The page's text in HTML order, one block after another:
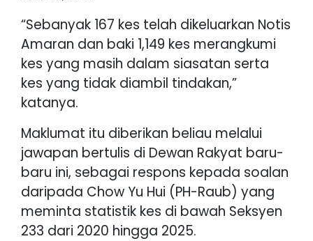
“Sebanyak 167 kes telah dikeluarkan Notis
Amaran dan baki 1,149 kes merangkumi
kes yang masih dalam siasatan serta
kes yang tidak diambil tindakan,”
katanya.
Maklumat itu diberikan beliau melalui
jawapan bertulis di Dewan Rakyat baru-
baru ini, sebagai respons kepada soalan
daripada Chow Yu Hui (PH-Raub) yang
meminta statistik kes di bawah Seksyen
233 dari 2020 hingga 2025.